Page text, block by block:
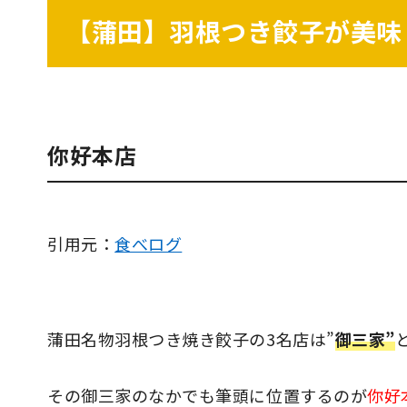
【蒲田】羽根つき餃子が美
你好本店
引用元：食べログ
蒲田名物羽根つき焼き餃子の3名店は”御三家”
その御三家のなかでも筆頭に位置するのが你好